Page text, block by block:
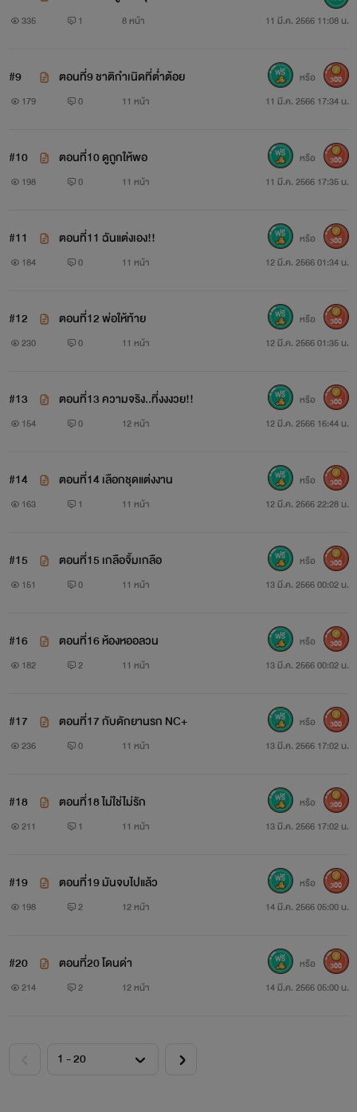
335 1 8 หน้า 11 มี.ค. 2566 11:08 น.
#9 ตอนที่9 ชาติกำเนิดที่ต่ำต้อย
179 0 11 หน้า 11 มี.ค. 2566 17:34 น.
หรือ 300
#10 ตอนที่10 ดูถูกให้พอ
198 0 11 หน้า 11 มี.ค. 2566 17:35 น.
หรือ 300
#11 ตอนที่11 ฉันแต่งเอง!!
184 0 11 หน้า 12 มี.ค. 2566 01:34 น.
หรือ 300
#12 ตอนที่12 พ่อให้ท้าย
230 0 11 หน้า 12 มี.ค. 2566 01:35 น.
หรือ 300
#13 ตอนที่13 ความจริง..ที่งงงวย!!
154 0 12 หน้า 12 มี.ค. 2566 16:44 น.
หรือ 300
#14 ตอนที่14 เลือกชุดแต่งงาน
163 1 11 หน้า 12 มี.ค. 2566 22:28 น.
หรือ 300
#15 ตอนที่15 เกลือจิ้มเกลือ
151 0 11 หน้า 13 มี.ค. 2566 00:02 น.
หรือ 300
#16 ตอนที่16 ห้องหออลวน
182 2 11 หน้า 13 มี.ค. 2566 00:02 น.
หรือ 300
#17 ตอนที่17 กับดักยานรก NC+
236 0 11 หน้า 13 มี.ค. 2566 17:02 น.
หรือ 300
#18 ตอนที่18 ไม่ใช่ไม่รัก
211 1 11 หน้า 13 มี.ค. 2566 17:02 น.
หรือ 300
#19 ตอนที่19 มันจบไปแล้ว
198 2 12 หน้า 14 มี.ค. 2566 05:00 น.
หรือ 300
#20 ตอนที่20 โดนด่า
214 2 12 หน้า 14 มี.ค. 2566 05:00 น.
หรือ 300